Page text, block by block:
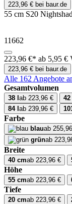
223,96 € bei baur.de
55 cm S20
11662
223,96 €* ab 5,95 €
223,96 € bei baur.de
Alle 162 Angebote
Gesamtvolumen
38 l ab 223,96 € 42 l
84 l ab 239,96 €
Farbe
blauab
grünab
Breite
40 cmab 223,96 €
Höhe
55 cmab 223,96 €
Tiefe
20 cmab 223,96 €